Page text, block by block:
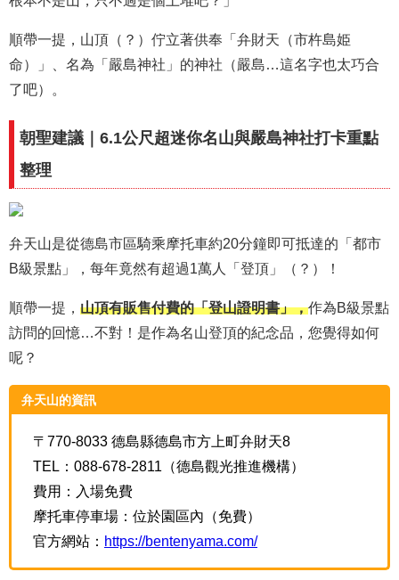
順帶一提，山頂（？）佇立著供奉「弁財天（市杵島姫
命）」、名為「嚴島神社」的神社（嚴島…這名字也太巧合
了吧）。
朝聖建議｜6.1公尺超迷你名山與嚴島神社打卡重點
整理
弁天山是從德島市區騎乘摩托車約20分鐘即可抵達的「都市
B級景點」，每年竟然有超過1萬人「登頂」（？）！
順帶一提， 山頂有販售付費的「登山證明書」，作為B級景點
訪問的回憶…不對！是作為名山登頂的紀念品，您覺得如何
呢？
弁天山的資訊
〒770-8033 德島縣德島市方上町弁財天8
TEL：088-678-2811（德島觀光推進機構）
費用：入場免費
摩托車停車場：位於園區內（免費）
官方網站： https://bentenyama.com/